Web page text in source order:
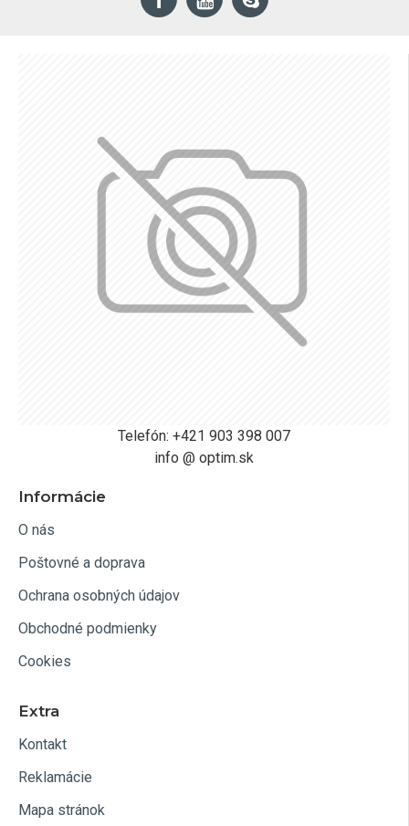
Telefón: +421 903 398 007
info @ optim.sk
Informácie
O nás
Poštovné a doprava
Ochrana osobných údajov
Obchodné podmienky
Cookies
Extra
Kontakt
Reklamácie
Mapa stránok